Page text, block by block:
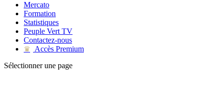
Mercato
Formation
Statistiques
Peuple Vert TV
Contactez-nous
♛
Accès Premium
Sélectionner une page